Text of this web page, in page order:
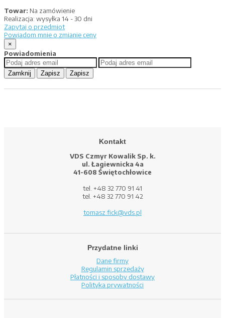
Towar: Na zamówienie
Realizacja: wysyłka 14 - 30 dni
Zapytaj o przedmiot
Powiadom mnie o zmianie ceny
×
Powiadomienia
Zamknij Zapisz Zapisz
Kontakt
VDS Czmyr Kowalik Sp. k.
ul. Łagiewnicka 4a
41-608 Świętochłowice
tel. +48 32 770 91 41
tel. +48 32 770 91 42
tomasz.fick@vds.pl
Przydatne linki
Dane firmy
Regulamin sprzedaży
Płatności i sposoby dostawy
Polityka prywatności